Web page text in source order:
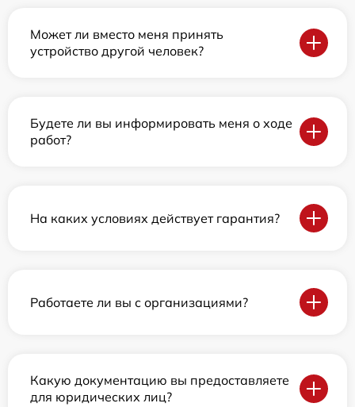
Может ли вместо меня принять
устройство другой человек?
Будете ли вы информировать меня о ходе
работ?
На каких условиях действует гарантия?
Работаете ли вы с организациями?
Какую документацию вы предоставляете
для юридических лиц?